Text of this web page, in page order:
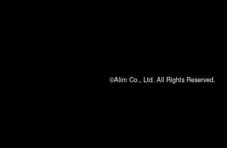
©Alim Co., Ltd. All Rights Reserved.